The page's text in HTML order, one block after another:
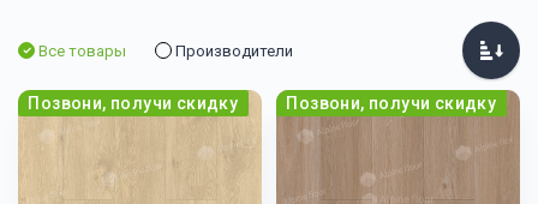
Все товары Производители
Позвони, получи скидку Позвони, получи скидку